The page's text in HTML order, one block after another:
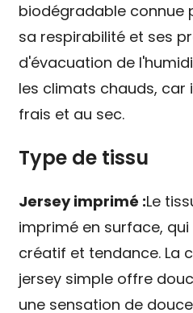
biodégradable connue
sa respirabilité et ses
d'évacuation de
les climats chauds, car
frais et au sec.
Type de tissu
Jersey imprimé :Le
imprimé en surface,
créatif et tendance. La
jersey simple offre
une sensation de